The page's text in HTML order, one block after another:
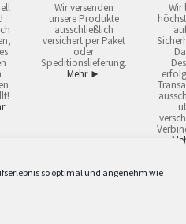
so optimal und angenehm wie
Wir versenden
unsere Produkte
ausschließlich
versichert per Paket
oder
Speditionslieferung.
Mehr ►
Wir
Inseln ausgenommen. Unsere